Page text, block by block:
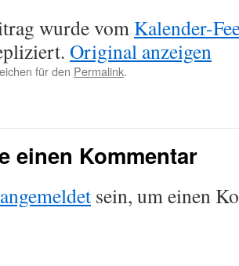
wurde vom Kalender-
Original anzeigen
für den Permalink.
einen Kommentar
angemeldet sein, um einen